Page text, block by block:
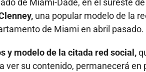
de Miami-Dade, en el sureste de
una popular modelo de la
de Miami en abril pasado.
y modelo de la citada red social,
ver su contenido, permanecerá